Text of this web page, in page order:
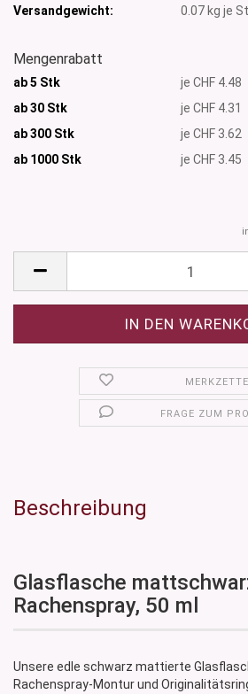
Versandgewicht:
0.07 kg je
Mengenrabatt
ab 5 Stk
je CHF 4.48
ab 30 Stk
je CHF 4.31
ab 300 Stk
je CHF 3.62
ab 1000 Stk je CHF 3.45
FRAGE ZUM
Beschreibung
Glasflasche
Rachenspray, 50 ml
Unsere edle schwarz mattierte
Rachenspray-Montur und